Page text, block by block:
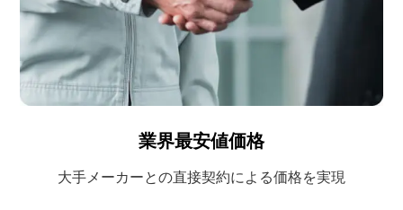
業界最安値価格
大手メーカーとの直接契約による価格を実現